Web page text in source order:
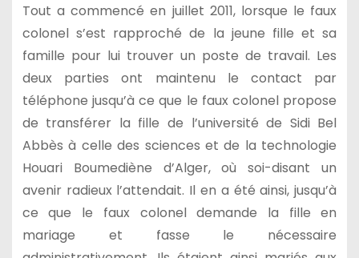
Tout a commencé en juillet 2011, lorsque le faux
colonel s’est rapproché de la jeune fille et sa
famille pour lui trouver un poste de travail. Les
deux parties ont maintenu le contact par
téléphone jusqu’à ce que le faux colonel propose
de transférer la fille de l’université de Sidi Bel
Abbès à celle des sciences et de la technologie
Houari Boumediène d’Alger, où soi-disant un
avenir radieux l’attendait. Il en a été ainsi, jusqu’à
ce que le faux colonel demande la fille en
mariage et fasse le nécessaire